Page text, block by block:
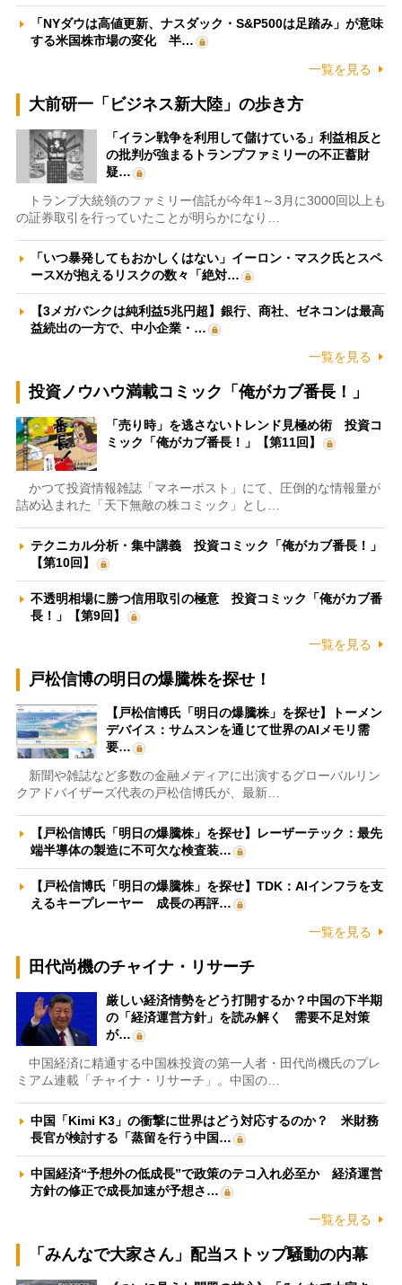
「NYダウは高値更新、ナスダック・S&P500は足踏み」が意味
する米国株市場の変化 半…
一覧を見る
大前研一「ビジネス新大陸」の歩き方
「イラン戦争を利用して儲けている」利益相反と
の批判が強まるトランプファミリーの不正蓄財
疑…
トランプ大統領のファミリー信託が今年1～3月に3000回以上も
の証券取引を行っていたことが明らかになり…
「いつ暴発してもおかしくはない」イーロン・マスク氏とスペ
ースXが抱えるリスクの数々「絶対…
【3メガバンクは純利益5兆円超】銀行、商社、ゼネコンは最高
益続出の一方で、中小企業・…
一覧を見る
投資ノウハウ満載コミック「俺がカブ番長！」
「売り時」を逃さないトレンド見極め術 投資コ
ミック「俺がカブ番長！」【第11回】
かつて投資情報雑誌「マネーポスト」にて、圧倒的な情報量が
詰め込まれた「天下無敵の株コミック」とし…
テクニカル分析・集中講義 投資コミック「俺がカブ番長！」
【第10回】
不透明相場に勝つ信用取引の極意 投資コミック「俺がカブ番
長！」【第9回】
一覧を見る
戸松信博の明日の爆騰株を探せ！
【戸松信博氏「明日の爆騰株」を探せ】トーメン
デバイス：サムスンを通じて世界のAIメモリ需
要…
新聞や雑誌など多数の金融メディアに出演するグローバルリン
クアドバイザーズ代表の戸松信博氏が、最新…
【戸松信博氏「明日の爆騰株」を探せ】レーザーテック：最先
端半導体の製造に不可欠な検査装…
【戸松信博氏「明日の爆騰株」を探せ】TDK：AIインフラを支
えるキープレーヤー 成長の再評…
一覧を見る
田代尚機のチャイナ・リサーチ
厳しい経済情勢をどう打開するか？中国の下半期
の「経済運営方針」を読み解く 需要不足対策
が…
中国経済に精通する中国株投資の第一人者・田代尚機氏のプレ
ミアム連載「チャイナ・リサーチ」。中国の…
中国「Kimi K3」の衝撃に世界はどう対応するのか？ 米財務
長官が検討する「蒸留を行う中国…
中国経済“予想外の低成長”で政策のテコ入れ必至か 経済運営
方針の修正で成長加速が予想さ…
一覧を見る
「みんなで大家さん」配当ストップ騒動の内幕